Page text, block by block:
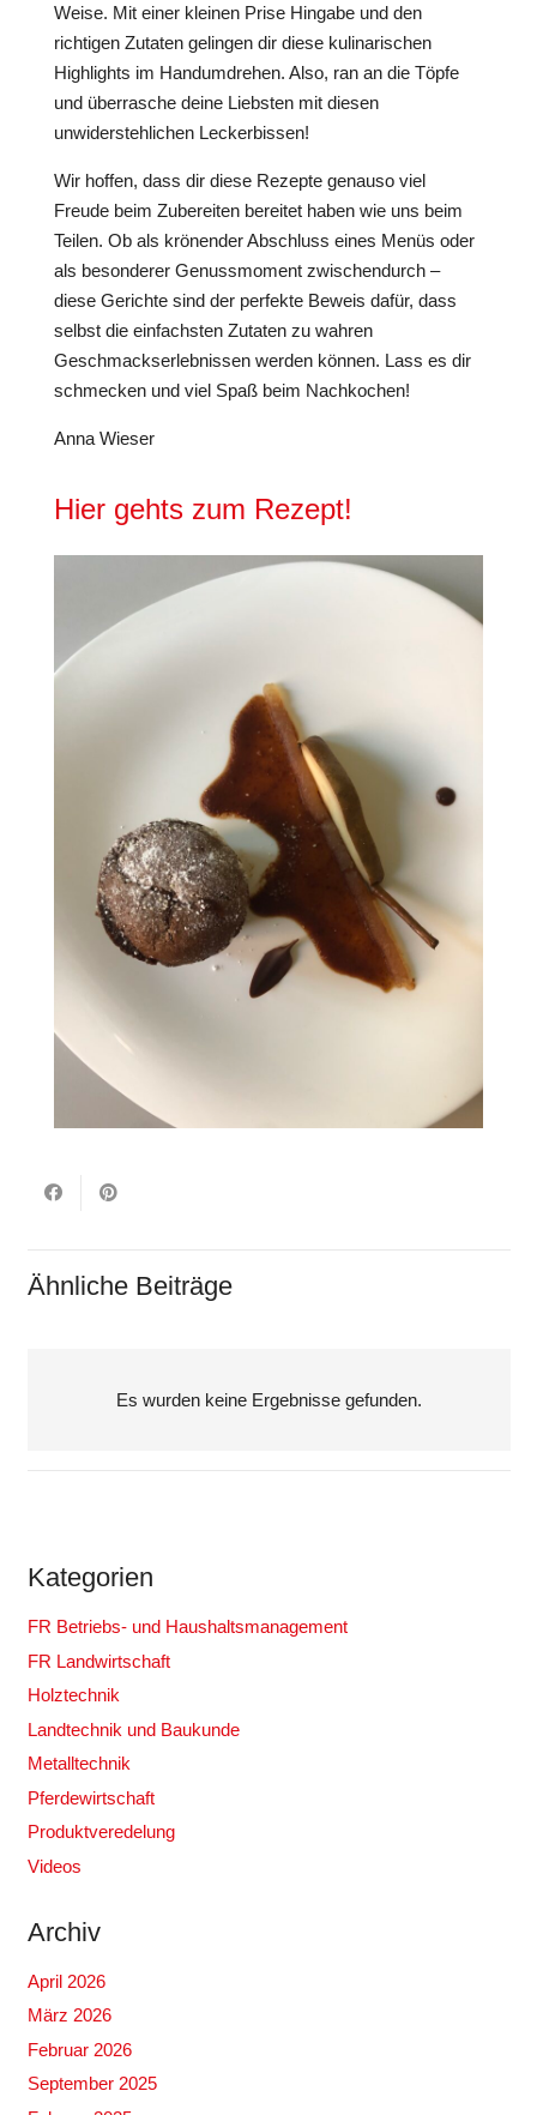
Weise. Mit einer kleinen Prise Hingabe und den
richtigen Zutaten gelingen dir diese kulinarischen
Highlights im Handumdrehen. Also, ran an die Töpfe
und überrasche deine Liebsten mit diesen
unwiderstehlichen Leckerbissen!
Wir hoffen, dass dir diese Rezepte genauso viel
Freude beim Zubereiten bereitet haben wie uns beim
Teilen. Ob als krönender Abschluss eines Menüs oder
als besonderer Genussmoment zwischendurch –
diese Gerichte sind der perfekte Beweis dafür, dass
selbst die einfachsten Zutaten zu wahren
Geschmackserlebnissen werden können. Lass es dir
schmecken und viel Spaß beim Nachkochen!
Anna Wieser
Hier gehts zum Rezept!
Ähnliche Beiträge
Es wurden keine Ergebnisse gefunden.
Kategorien
FR Betriebs- und Haushaltsmanagement
FR Landwirtschaft
Holztechnik
Landtechnik und Baukunde
Metalltechnik
Pferdewirtschaft
Produktveredelung
Videos
Archiv
April 2026
März 2026
Februar 2026
September 2025